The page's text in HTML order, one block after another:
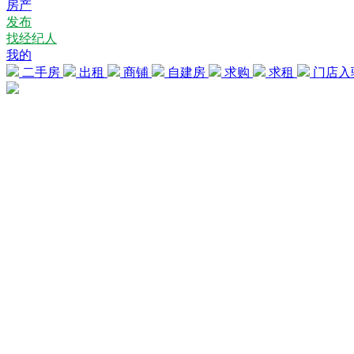
房产
发布
找经纪人
我的
二手房
出租 商铺 自建房 求购 求租 门店入